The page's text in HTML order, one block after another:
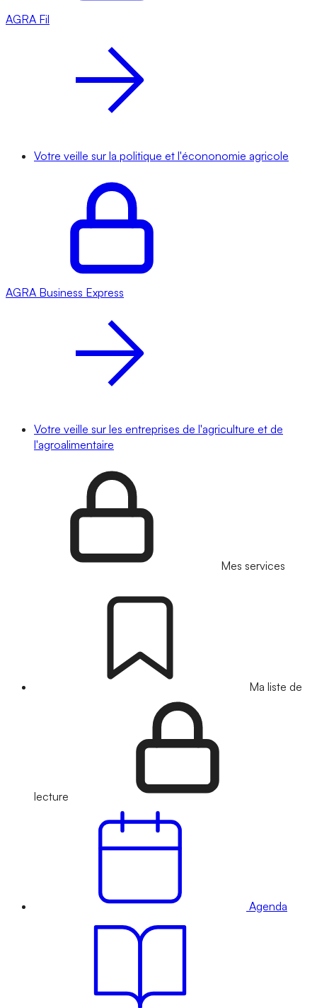
AGRA Fil
Votre veille sur la politique et l'écononomie agricole
AGRA Business Express
Votre veille sur les entreprises de l'agriculture et de
l'agroalimentaire
Mes services
Ma liste de
lecture
Agenda